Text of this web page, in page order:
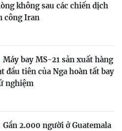
không sau các chiến dịch
công Iran
Máy bay MS-21 sản xuất hàng
đầu tiên của Nga hoàn tất bay
nghiệm
Gần 2.000 người ở Guatemala